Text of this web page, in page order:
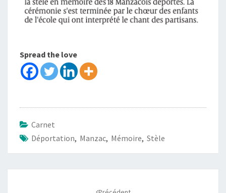
Spread the love
Carnet
Déportation, Manzac, Mémoire, Stèle